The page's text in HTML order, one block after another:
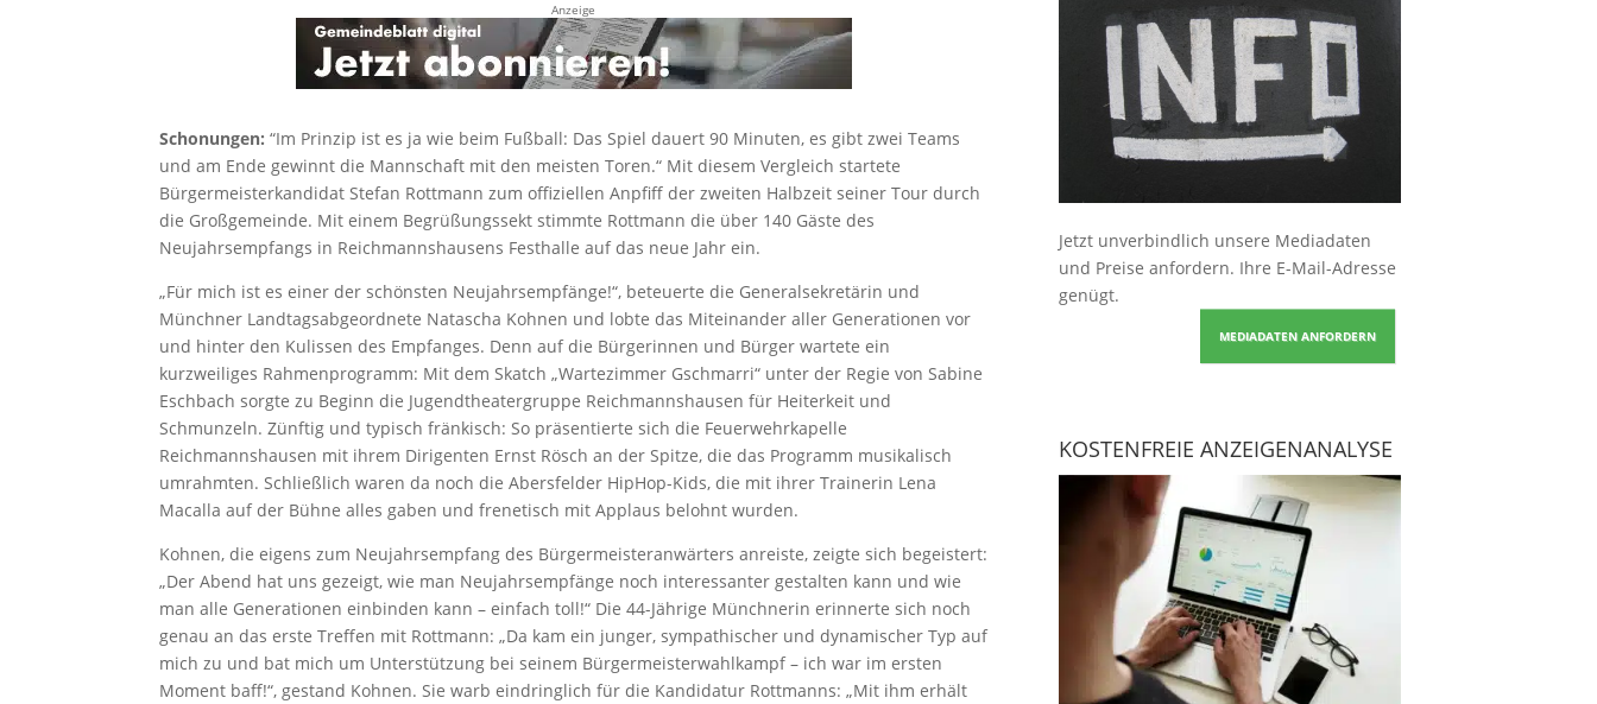
Anzeige
Schonungen: “Im Prinzip ist es ja wie beim Fußball: Das Spiel dauert 90 Minuten, es gibt zwei Teams
und am Ende gewinnt die Mannschaft mit den meisten Toren.“ Mit diesem Vergleich startete
Bürgermeisterkandidat Stefan Rottmann zum offiziellen Anpfiff der zweiten Halbzeit seiner Tour durch
die Großgemeinde. Mit einem Begrüßungssekt stimmte Rottmann die über 140 Gäste des
Neujahrsempfangs in Reichmannshausens Festhalle auf das neue Jahr ein.
„Für mich ist es einer der schönsten Neujahrsempfänge!“, beteuerte die Generalsekretärin und
Münchner Landtagsabgeordnete Natascha Kohnen und lobte das Miteinander aller Generationen vor
und hinter den Kulissen des Empfanges. Denn auf die Bürgerinnen und Bürger wartete ein
kurzweiliges Rahmenprogramm: Mit dem Skatch „Wartezimmer Gschmarri“ unter der Regie von Sabine
Eschbach sorgte zu Beginn die Jugendtheatergruppe Reichmannshausen für Heiterkeit und
Schmunzeln. Zünftig und typisch fränkisch: So präsentierte sich die Feuerwehrkapelle
Reichmannshausen mit ihrem Dirigenten Ernst Rösch an der Spitze, die das Programm musikalisch
umrahmten. Schließlich waren da noch die Abersfelder HipHop-Kids, die mit ihrer Trainerin Lena
Macalla auf der Bühne alles gaben und frenetisch mit Applaus belohnt wurden.
Kohnen, die eigens zum Neujahrsempfang des Bürgermeisteranwärters anreiste, zeigte sich begeistert:
„Der Abend hat uns gezeigt, wie man Neujahrsempfänge noch interessanter gestalten kann und wie
man alle Generationen einbinden kann – einfach toll!“ Die 44-Jährige Münchnerin erinnerte sich noch
genau an das erste Treffen mit Rottmann: „Da kam ein junger, sympathischer und dynamischer Typ auf
mich zu und bat mich um Unterstützung bei seinem Bürgermeisterwahlkampf – ich war im ersten
Moment baff!“, gestand Kohnen. Sie warb eindringlich für die Kandidatur Rottmanns: „Mit ihm erhält
Jetzt unverbindlich unsere Mediadaten
und Preise anfordern. Ihre E-Mail-Adresse
genügt.
MEDIADATEN ANFORDERN
KOSTENFREIE ANZEIGENANALYSE